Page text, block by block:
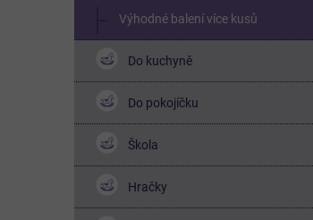
Výhodné balení více kusů
Do kuchyně
Do pokojíčku
Škola
Hračky